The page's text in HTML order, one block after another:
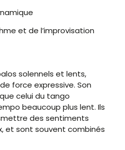
et de l’improvisation
solennels et lents,
force expressive. Son
celui du tango
beaucoup plus lent. Ils
des sentiments
et sont souvent combinés